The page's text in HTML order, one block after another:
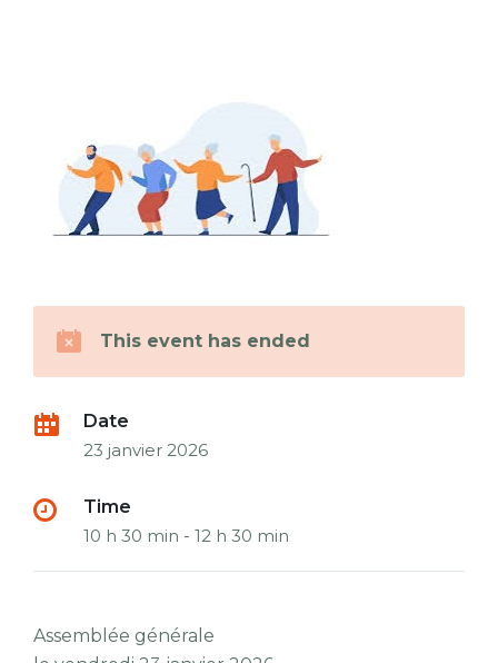
This event has ended
Date
23 janvier 2026
Time
10 h 30 min - 12 h 30 min
Assemblée générale